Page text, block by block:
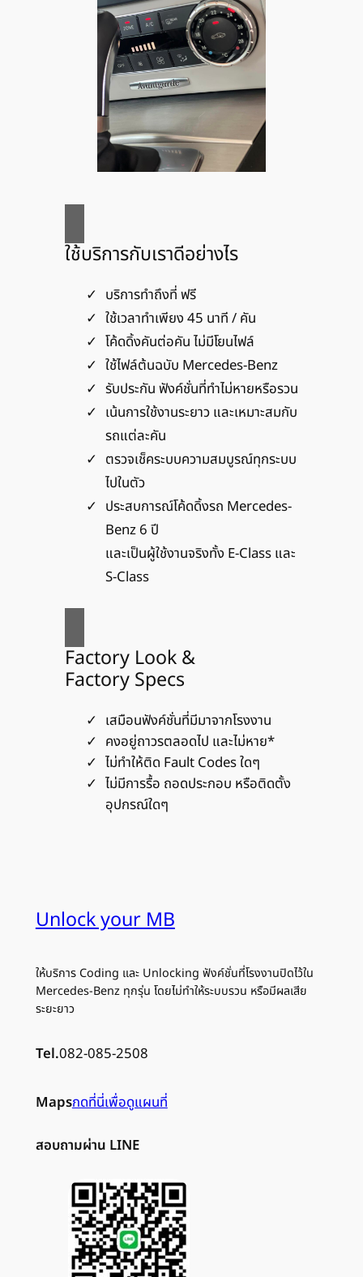
ใช้บริการกับเราดีอย่างไร
บริการทำถึงที่ ฟรี
ใช้เวลาทำเพียง 45 นาที / คัน
โค้ดดิ้งคันต่อคัน ไม่มีโยนไฟล์
ใช้ไฟล์ต้นฉบับ Mercedes-Benz
รับประกัน ฟังค์ชั่นที่ทำไม่หายหรือรวน
เน้นการใช้งานระยาว และเหมาะสมกับ
รถแต่ละคัน
ตรวจเช็คระบบความสมบูรณ์ทุกระบบ
ไปในตัว
ประสบการณ์โค้ดดิ้งรถ Mercedes-
Benz 6 ปี
และเป็นผู้ใช้งานจริงทั้ง E-Class และ
S-Class
Factory Look &
Factory Specs
เสมือนฟังค์ชั่นที่มีมาจากโรงงาน
คงอยู่ถาวรตลอดไป และไม่หาย*
ไม่ทำให้ติด Fault Codes ใดๆ
ไม่มีการรื้อ ถอดประกอบ หรือติดตั้ง
อุปกรณ์ใดๆ
Unlock your MB
ให้บริการ Coding และ Unlocking ฟังค์ชั่นที่โรงงานปิดไว้ใน
Mercedes-Benz ทุกรุ่น โดยไม่ทำให้ระบบรวน หรือมีผลเสีย
ระยะยาว
Tel.082-085-2508
Mapsกดที่นี่เพื่อดูแผนที่
สอบถามผ่าน LINE